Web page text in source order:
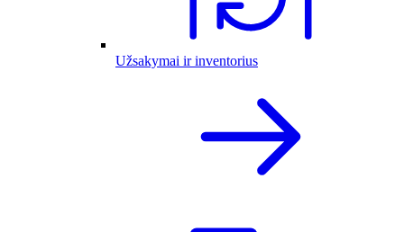
Užsakymai ir inventorius